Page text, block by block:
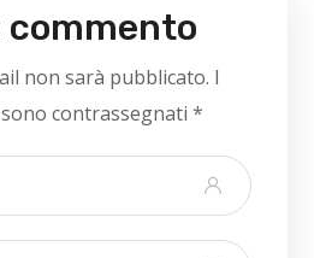
commento
non sarà pubblicato. I
contrassegnati*